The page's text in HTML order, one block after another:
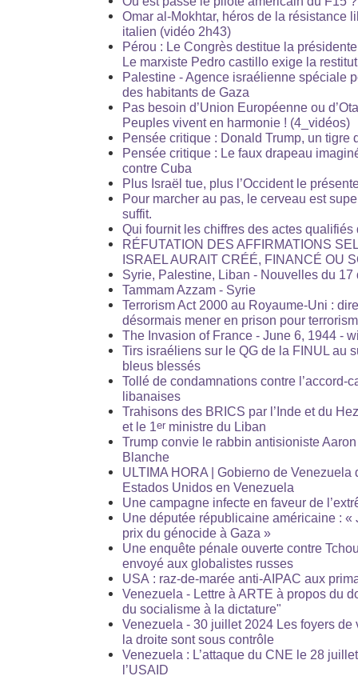
Omar al-Mokhtar, héros de la résistance
italien (vidéo 2h43)
Pérou : Le Congrès destitue la
Le marxiste Pedro castillo exige la
Palestine - Agence israélienne spéciale
des habitants de Gaza
Pas besoin d’Union Européenne ou
Peuples vivent en harmonie ! (4_vidéos)
Pensée critique : Donald Trump, un tigre
Pensée critique : Le faux drapeau
contre Cuba
Plus Israël tue, plus l’Occident le
Pour marcher au pas, le cerveau est
suffit.
Qui fournit les chiffres des actes qualifiés
RÉFUTATION DES AFFIRMATIONS
ISRAEL AURAIT CRÉÉ, FINANCÉ OU
Syrie, Palestine, Liban - Nouvelles du 17
Tammam Azzam - Syrie
Terrorism Act 2000 au Royaume-Uni :
désormais mener en prison pour
The Invasion of France - June 6, 1944 -
Tirs israéliens sur le QG de la FINUL au
bleus blessés
Tollé de condamnations contre l’accord-
libanaises
Trahisons des BRICS par l’Inde et du
et le 1er ministre du Liban
Trump convie le rabbin antisioniste
Blanche
ULTIMA HORA | Gobierno de Venezuela
Estados Unidos en Venezuela
Une campagne infecte en faveur de
Une députée républicaine américaine : «
prix du génocide à Gaza »
Une enquête pénale ouverte contre
envoyé aux globalistes russes
USA : raz-de-marée anti-AIPAC aux
Venezuela - Lettre à ARTE à propos du
du socialisme à la dictature"
Venezuela - 30 juillet 2024 Les foyers
la droite sont sous contrôle
Venezuela : L’attaque du CNE le 28
l’USAID